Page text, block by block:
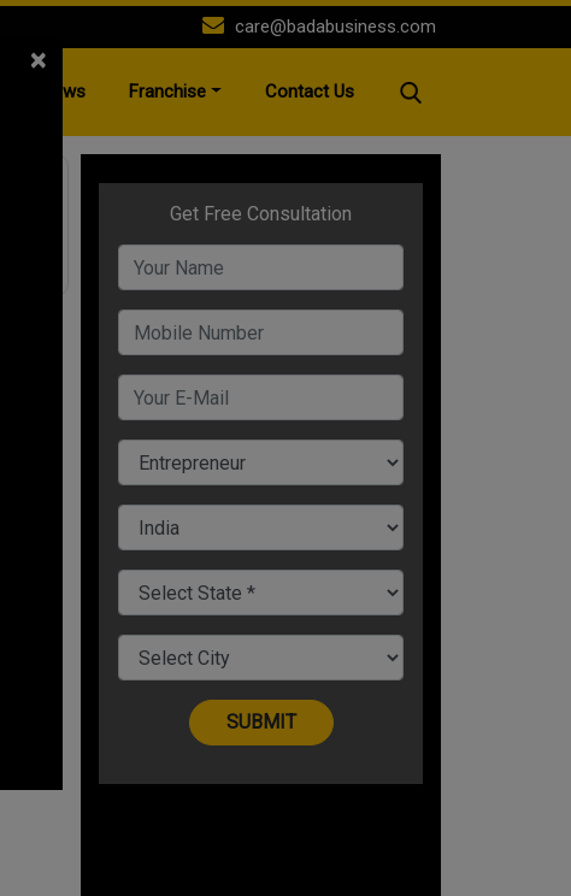
care@badabusiness.com
News Franchise Contact Us
×